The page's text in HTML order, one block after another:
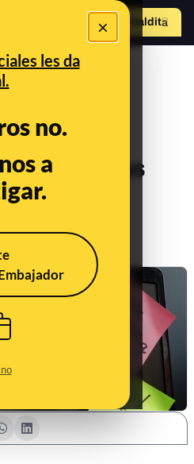
×
les da
no.
a
Hazte Maldito
las
se
así
contraseñas